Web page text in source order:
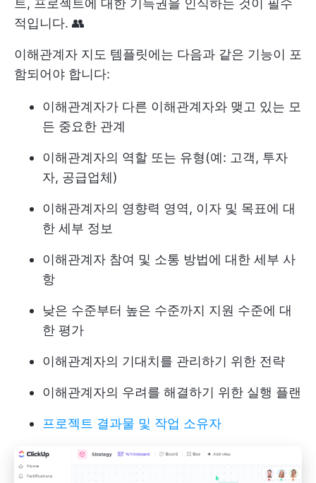
트, 프로젝트에 대한 기득권을 인식하는 것이 필수
적입니다. 👥
이해관계자 지도 템플릿에는 다음과 같은 기능이 포
함되어야 합니다:
이해관계자가 다른 이해관계자와 맺고 있는 모
든 중요한 관계
이해관계자의 역할 또는 유형(예: 고객, 투자
자, 공급업체)
이해관계자의 영향력 영역, 이자 및 목표에 대
한 세부 정보
이해관계자 참여 및 소통 방법에 대한 세부 사
항
낮은 수준부터 높은 수준까지 지원 수준에 대
한 평가
이해관계자의 기대치를 관리하기 위한 전략
이해관계자의 우려를 해결하기 위한 실행 플랜
프로젝트 결과물 및 작업 소유자